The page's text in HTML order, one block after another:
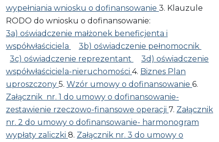
wypełniania wniosku o dofinansowanie 3. Klauzule
RODO do wniosku o dofinansowanie:
3a) oświadczenie małżonek beneficjenta i
współwłaściciela
3b) oświadczenie pełnomocnik
3c) oświadczenie reprezentant
3d) oświadczenie
współwłaściciela-nieruchomości 4. Biznes Plan
uproszczony 5. Wzór umowy o dofinansowanie 6.
Załącznik nr. 1 do umowy o dofinansowanie-
zestawienie rzeczowo-finansowe operacji 7. Załącznik
nr. 2 do umowy o dofinansowanie- harmonogram
wypłaty zaliczki 8. Załącznik nr. 3 do umowy o